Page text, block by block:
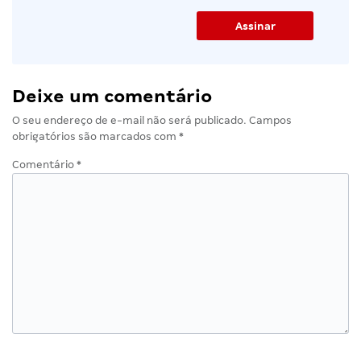
Deixe um comentário
O seu endereço de e-mail não será publicado. Campos
obrigatórios são marcados com *
Comentário *